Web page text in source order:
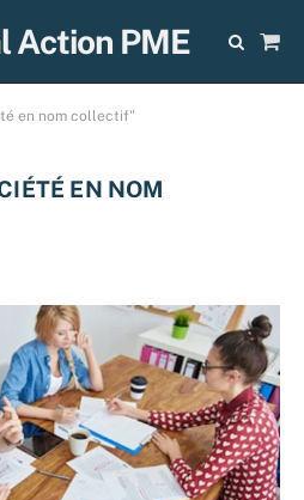
Cart
en nom collectif"
EN NOM